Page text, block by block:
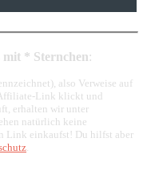
* Sternchen:
also Verweise auf
Affiliate-Link klickt und
erhalten wir unter
natürlich keine
Link einkaufst! Du hilfst aber